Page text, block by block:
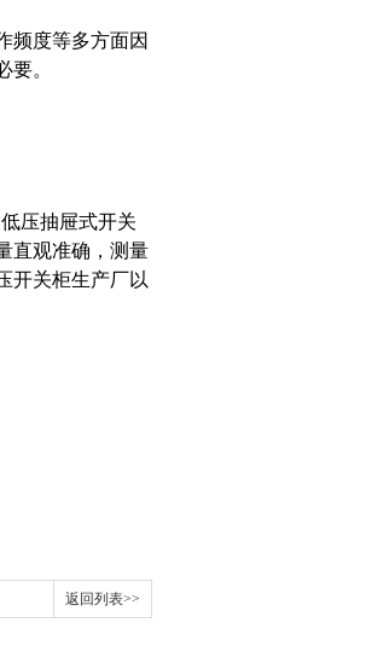
频度等多方面因
。
压抽屉式开关
直观准确，测量
开关柜生产厂以
返回列表>>